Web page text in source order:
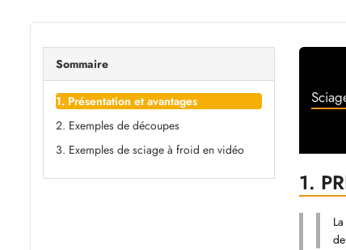
Sommaire
1. Présentation et avantages
2. Exemples de découpes
3. Exemples de sciage à froid en vidéo
1.
La